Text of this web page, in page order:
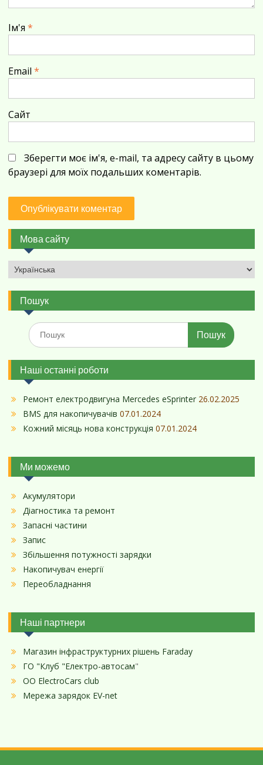
Ім'я*
Email*
Сайт
Зберегти моє ім'я, e-mail, та адресу сайту в цьому
браузері для моїх подальших коментарів.
Мова сайту
Пошук
Шукати:
Наші останні роботи
Ремонт електродвигуна Mercedes eSprinter 26.02.2025
BMS для накопичувачів 07.01.2024
Кожний місяць нова конструкція 07.01.2024
Ми можемо
Акумулятори
Діагностика та ремонт
Запасні частини
Запис
Збільшення потужності зарядки
Накопичувач енергії
Переобладнання
Наші партнери
Магазин інфраструктурних рішень Faraday
ГО "Клуб "Електро-автосам"
ОО ElectroCars club
Мережа зарядок EV-net